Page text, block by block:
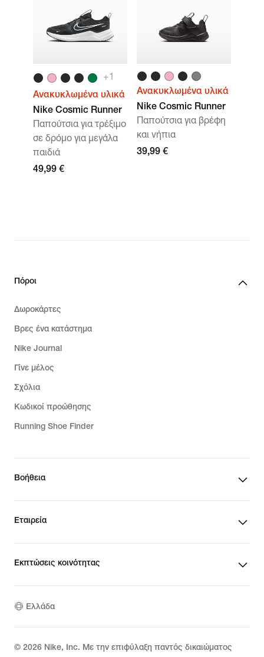
+ 1
Ανακυκλωμένα υλικά
Nike Cosmic Runner
Παπούτσια για τρέξιμο
σε δρόμο για μεγάλα
παιδιά
49,99 €
Ανακυκλωμένα υλικά
Nike Cosmic Runner
Παπούτσια για βρέφη
και νήπια
39,99 €
Πόροι
Δωροκάρτες
Βρες ένα κατάστημα
Nike Journal
Γίνε μέλος
Σχόλια
Κωδικοί προώθησης
Running Shoe Finder
Βοήθεια
Εταιρεία
Εκπτώσεις κοινότητας
Ελλάδα
© 2026 Nike, Inc. Με την επιφύλαξη παντός δικαιώματος